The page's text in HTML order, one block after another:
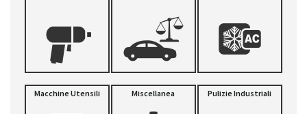
Macchine Utensili Miscellanea Pulizie Industriali